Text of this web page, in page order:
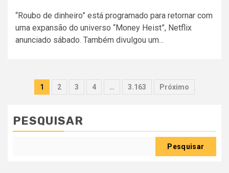
“Roubo de dinheiro” está programado para retornar com
uma expansão do universo “Money Heist”, Netflix
anunciado sábado. Também divulgou um...
Paginação
conteúdos
1 2 3 4 … 3.163 Próximo
PESQUISAR
Pesquisar